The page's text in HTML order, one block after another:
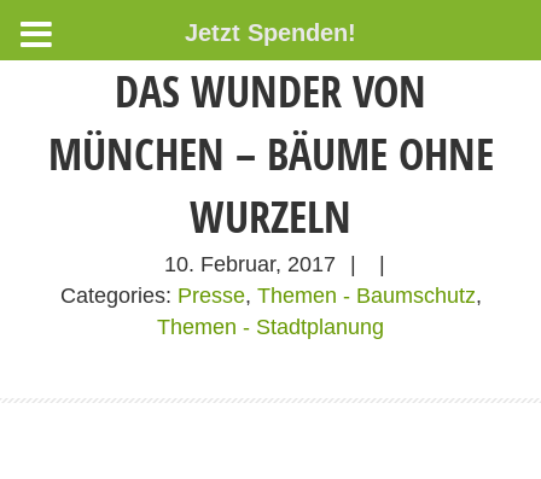
DAS WUNDER VON
MÜNCHEN – BÄUME OHNE
WURZELN
10. Februar, 2017
Categories: Presse, Themen - Baumschutz,
Themen - Stadtplanung
Jetzt Spenden!